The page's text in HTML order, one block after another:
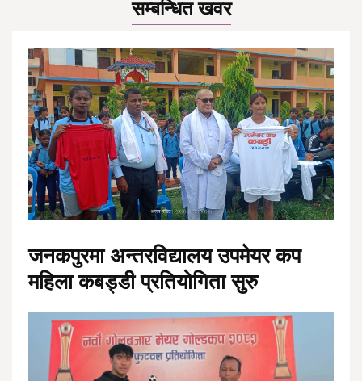
सम्बन्धित खवर
जनकपुरमा अन्तरविद्यालय उपमेयर कप
महिला कबड्डी प्रतियोगिता सुरु